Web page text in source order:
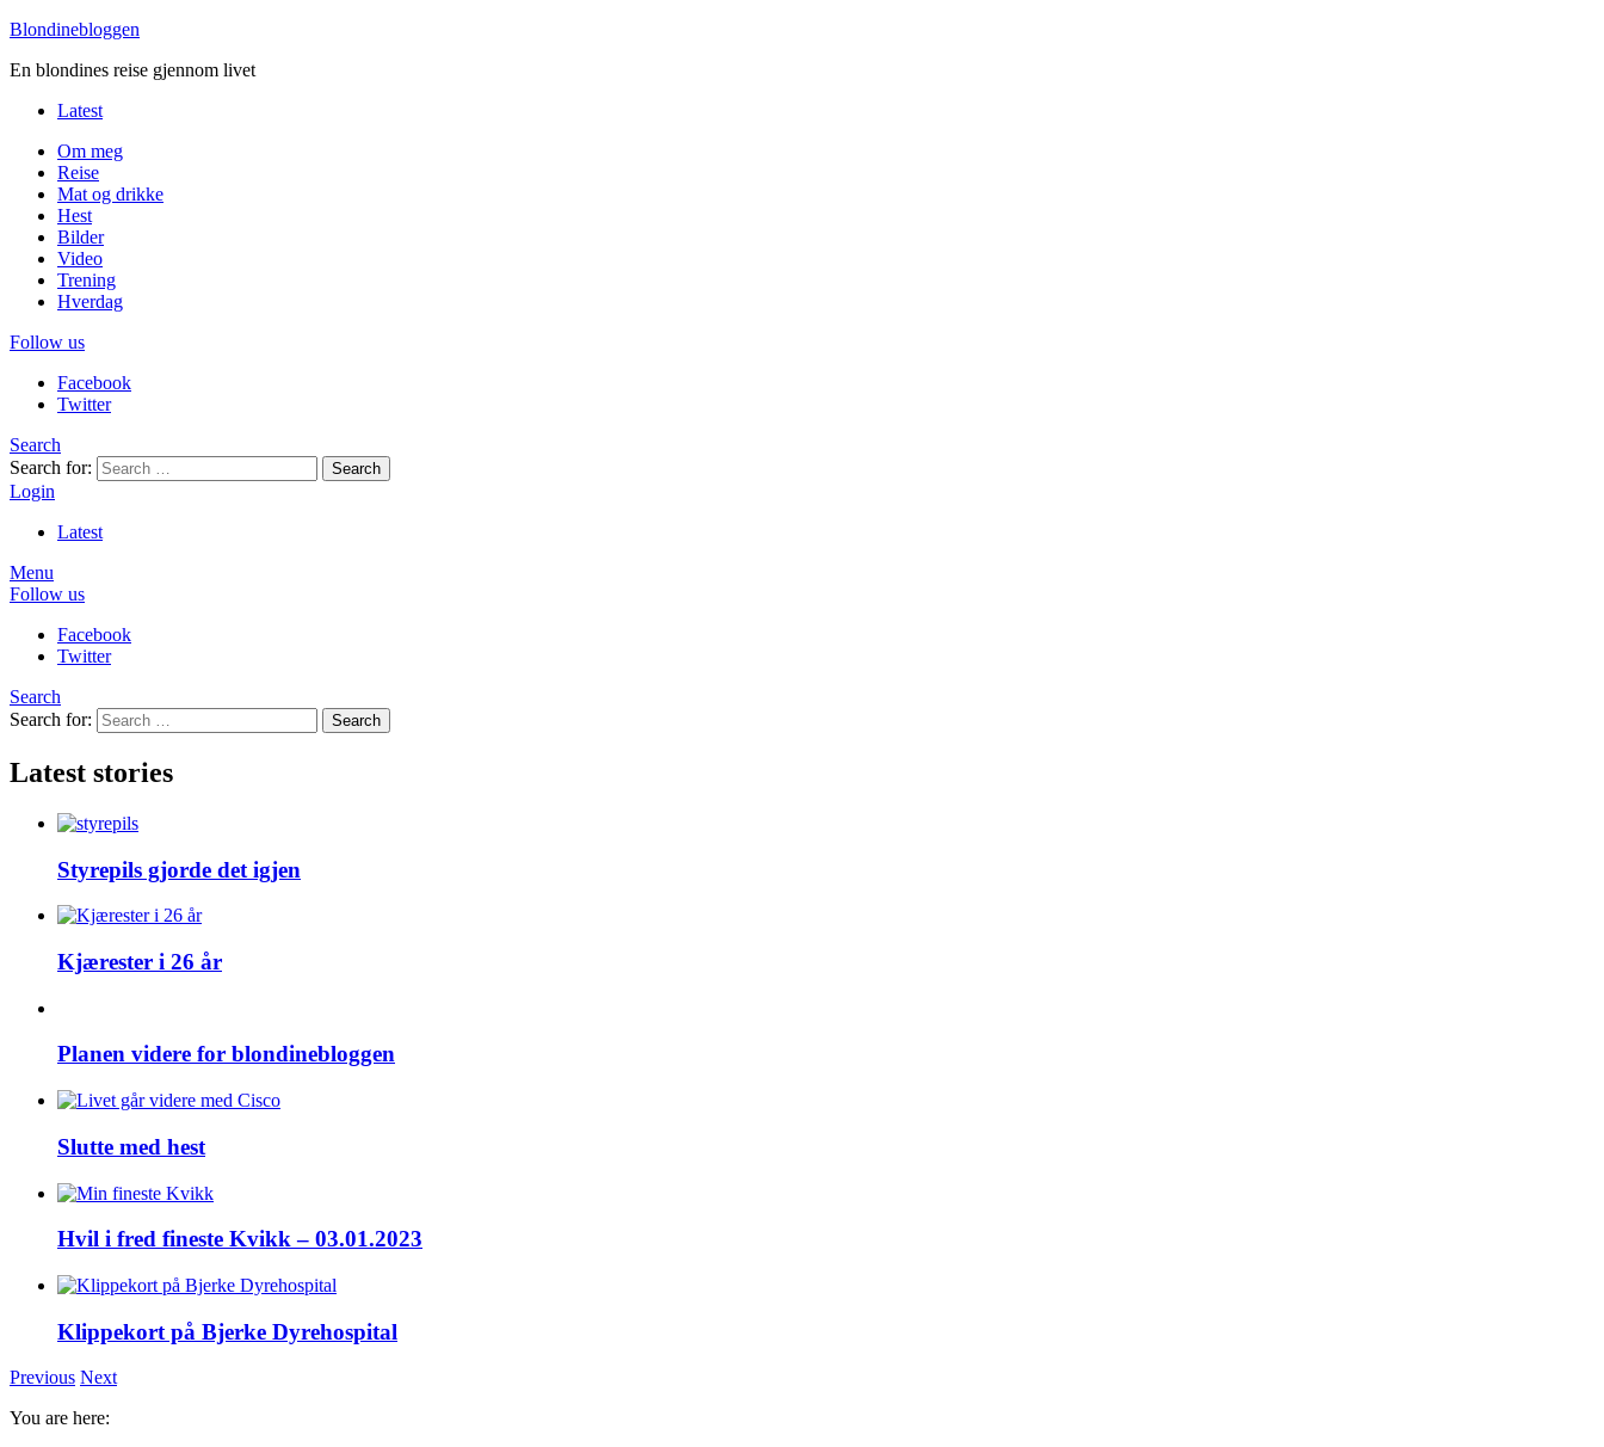
Blondinebloggen
En blondines reise gjennom livet
Latest
Om meg
Reise
Mat og drikke
Hest
Bilder
Video
Trening
Hverdag
Follow us
Facebook
Twitter
Search
Search for:
Search
Login
Latest
Menu
Follow us
Facebook
Twitter
Search
Search for:
Search
Latest stories
Styrepils gjorde det igjen
Kjærester i 26 år
Planen videre for blondinebloggen
Slutte med hest
Hvil i fred fineste Kvikk – 03.01.2023
Klippekort på Bjerke Dyrehospital
Previous Next
You are here: